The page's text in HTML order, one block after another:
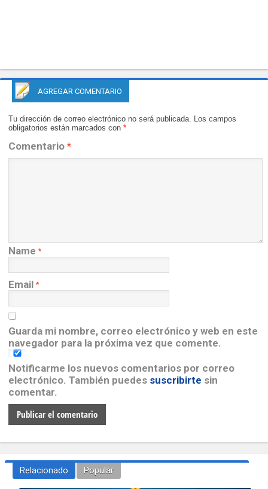
AGREGAR COMENTARIO
Tu dirección de correo electrónico no será publicada. Los campos
obligatorios están marcados con *
Comentario *
Name *
Email *
Guarda mi nombre, correo electrónico y web en este
navegador para la próxima vez que comente.
Notificarme los nuevos comentarios por correo
electrónico. También puedes suscribirte sin
comentar.
Relacionado Popular